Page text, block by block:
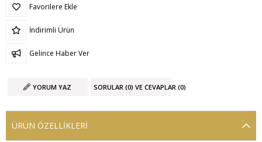
Favorilere Ekle
İndirimli Ürün
Gelince Haber Ver
YORUM YAZ SORULAR (0) VE CEVAPLAR (0)
ÜRÜN ÖZELLIKLERI